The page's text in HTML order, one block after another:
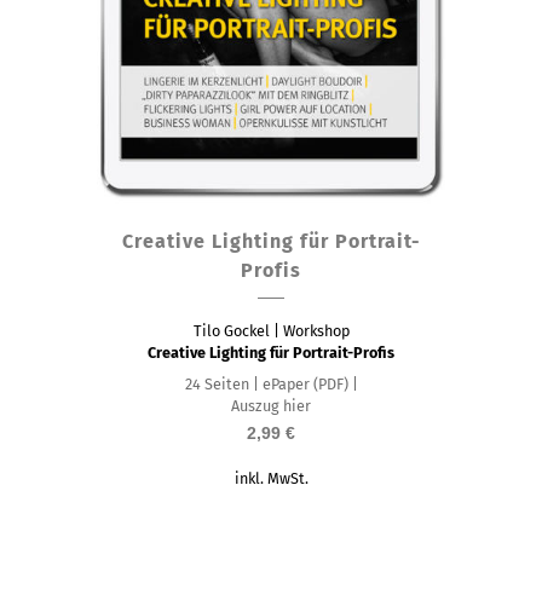
Creative Lighting für Portrait-
Profis
Tilo Gockel | Workshop
Creative Lighting für Portrait-Profis
24 Seiten | ePaper (PDF) |
Auszug hier
2,99 €
inkl. MwSt.